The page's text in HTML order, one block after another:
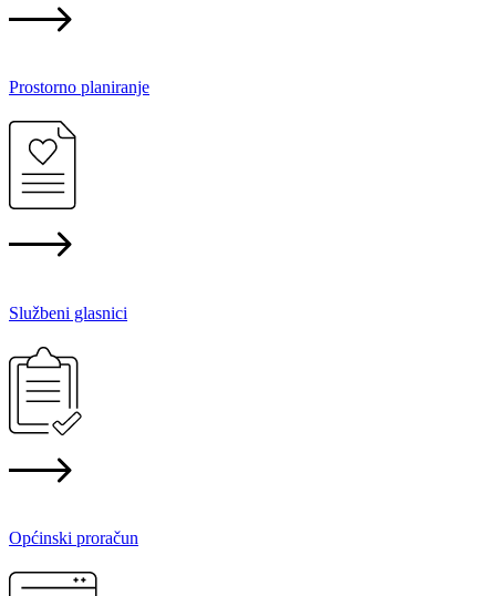
Prostorno planiranje
Službeni glasnici
Općinski proračun